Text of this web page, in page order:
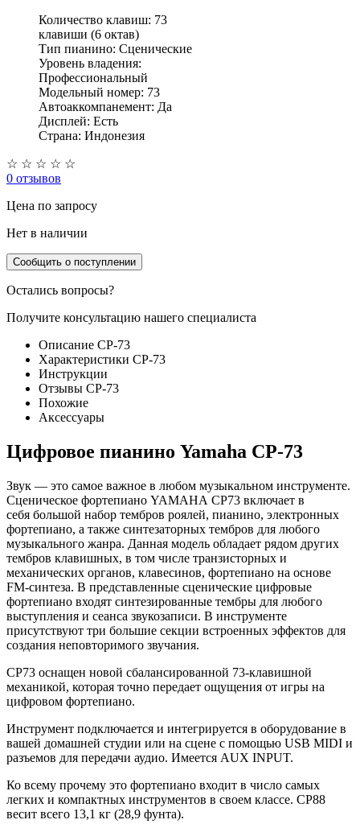
Количество клавиш: 73
клавиши (6 октав)
Тип пианино: Сценические
Уровень владения:
Профессиональный
Модельный номер: 73
Автоаккомпанемент: Да
Дисплей: Есть
Страна: Индонезия
☆ ☆ ☆ ☆ ☆
0 отзывов
Цена по запросу
Нет в наличии
Сообщить о поступлении
Остались вопросы?
Получите консультацию нашего специалиста
Описание CP-73
Характеристики CP-73
Инструкции
Отзывы CP-73
Похожие
Аксессуары
Цифровое пианино Yamaha CP-73
Звук — это самое важное в любом музыкальном инструменте.
Сценическое фортепиано YAMAHA CP73 включает в
себя большой набор тембров роялей, пианино, электронных
фортепиано, а также синтезаторных тембров для любого
музыкального жанра. Данная модель обладает рядом других
тембров клавишных, в том числе транзисторных и
механических органов, клавесинов, фортепиано на основе
FM-синтеза. В представленные сценические цифровые
фортепиано входят синтезированные тембры для любого
выступления и сеанса звукозаписи. В инструменте
присутствуют три большие секции встроенных эффектов для
создания неповторимого звучания.
CP73 оснащен новой сбалансированной 73-клавишной
механикой, которая точно передает ощущения от игры на
цифровом фортепиано.
Инструмент подключается и интегрируется в оборудование в
вашей домашней студии или на сцене с помощью USB MIDI и
разъемов для передачи аудио. Имеется AUX INPUT.
Ко всему прочему это фортепиано входит в число самых
легких и компактных инструментов в своем классе. CP88
весит всего 13,1 кг (28,9 фунта).